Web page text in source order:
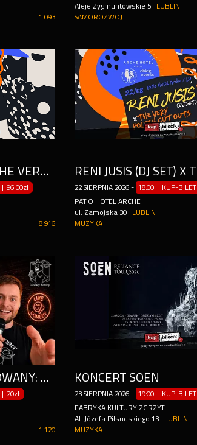
1 093
Aleje Zygmuntowskie 5
LUBLIN
SAMOROZWOJ
RENI JUSIS (DJ SET) X THE VERY POLISH CUT OUTS
| 96.00zł
8 916
22 SIERPNIA 2026 - 18:00 | KUP-BILET
PATIO HOTEL ARCHE
ul. Zamojska 30
LUBLIN
MUZYKA
STAND-UP IMPROWIZOWANY: PRZEGADAJMY TO
| 20zł
1 120
KONCERT SOEN
23 SIERPNIA 2026 - 19:00 | KUP-BILET
FABRYKA KULTURY ZGRZYT
Al. Józefa Piłsudskiego 13
LUBLIN
MUZYKA